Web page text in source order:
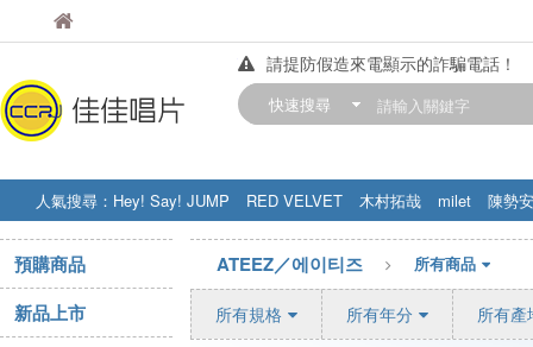
佳佳唱片
請提防假造來電顯示的詐騙電話！
【中華門市營業時間調整公告】
快速搜尋
人氣搜尋： Hey! Say! JUMP RED VELVET 木村拓哉 milet
陳勢安
STRAY KIDS
盧廣仲 周杰伦
預購商品
新品上市
ATEEZ／에이티즈 所有商品
所有規格 所有年分 所有產